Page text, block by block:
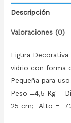
Descripción
Valoraciones (0)
Figura
vidrio con forma
Pequeña para
Peso =4,5 Kg –
25 cm; Alto =